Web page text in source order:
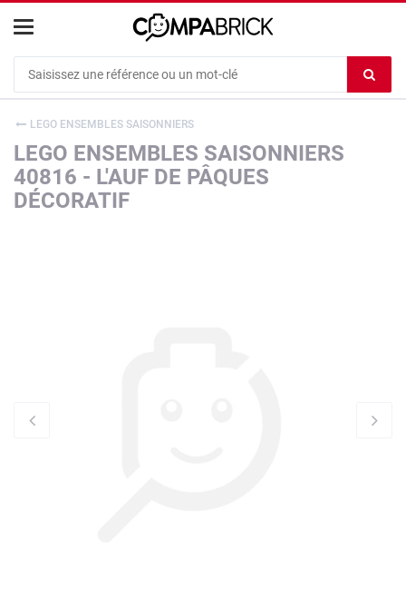
le
LEGO ENSEMBLES SAISONNIERS
LEGO ENSEMBLES SAISONNIERS
40816 - L'AUF DE PÂQUES
DÉCORATIF
Cookies management panel